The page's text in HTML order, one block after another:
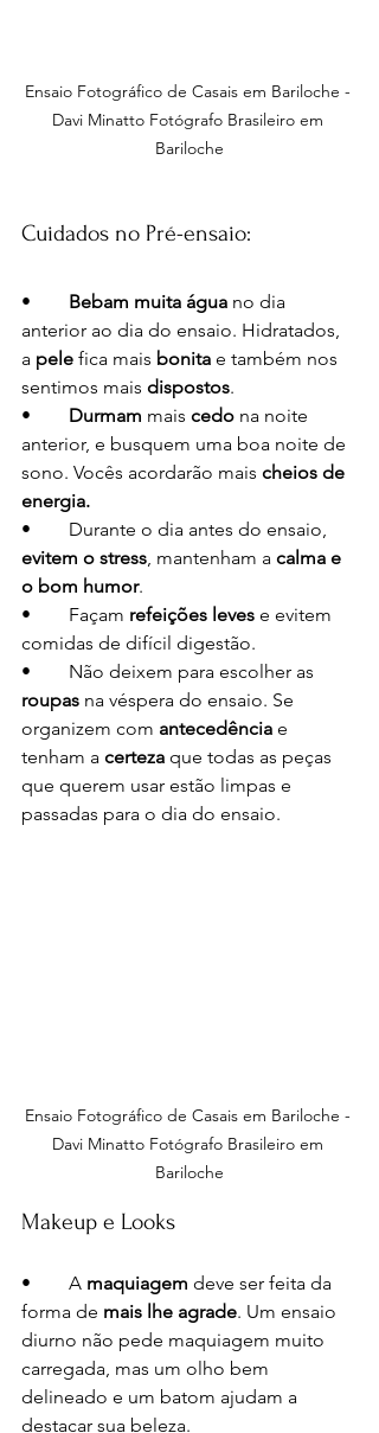
Ensaio Fotográfico de Casais em Bariloche -
Davi Minatto Fotógrafo Brasileiro em
Bariloche
Cuidados no Pré-ensaio:
Bebam muita água no dia
anterior ao dia do ensaio. Hidratados,
a pele fica mais bonita e também nos
sentimos mais dispostos.
Durmam mais cedo na noite
anterior, e busquem uma boa noite de
sono. Vocês acordarão mais cheios de
energia.
•	Durante o dia antes do ensaio,
evitem o stress, mantenham a calma e
o bom humor.
•	Façam refeições leves e evitem
comidas de difícil digestão.
•	Não deixem para escolher as
roupas na véspera do ensaio. Se
organizem com antecedência e
tenham a certeza que todas as peças
que querem usar estão limpas e
passadas para o dia do ensaio.
Ensaio Fotográfico de Casais em Bariloche -
Davi Minatto Fotógrafo Brasileiro em
Bariloche
Makeup e Looks
•	A maquiagem deve ser feita da
forma de mais lhe agrade. Um ensaio
diurno não pede maquiagem muito
carregada, mas um olho bem
delineado e um batom ajudam a
destacar sua beleza.